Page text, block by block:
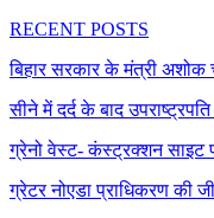
RECENT POSTS
बिहार सरकार के मंत्री अशोक
सीने में दर्द के बाद
ग्रेनो वेस्ट- कंस्ट्रक्शन
ग्रेटर नोएडा प्राधिकरण की